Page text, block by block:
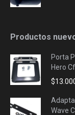
Productos
Porta
Hero
$
Wave